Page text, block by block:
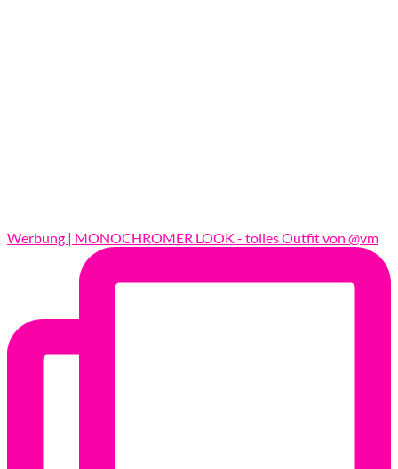
Werbung | MONOCHROMER LOOK - tolles Outfit von @vm